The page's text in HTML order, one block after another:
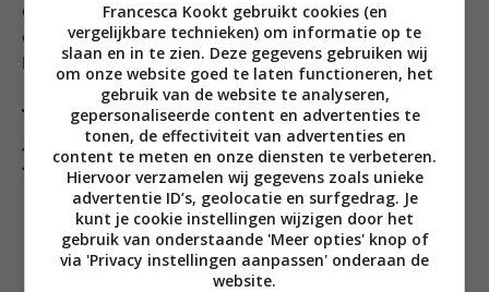
een ‘beercan chicken’ mee gemaakt, daar kom ik nog
een keer op terug. Een zalige rub, aanrader voor alle
kipliefhebbers!
Wat je nodig hebt voor een
potje vol
40 gr paprikapoeder
20 gr gerookt paprikapoeder
20 gr zout
20 gr bruine basterdsuiker
Francesca Kookt gebruikt cookies (en
vergelijkbare technieken) om informatie op te
slaan en in te zien. Deze gegevens gebruiken wij
om onze website goed te laten functioneren, het
gebruik van de website te analyseren,
gepersonaliseerde content en advertenties te
tonen, de effectiviteit van advertenties en
content te meten en onze diensten te verbeteren.
Hiervoor verzamelen wij gegevens zoals unieke
advertentie ID’s, geolocatie en surfgedrag. Je
kunt je cookie instellingen wijzigen door het
gebruik van onderstaande 'Meer opties' knop of
via 'Privacy instellingen aanpassen' onderaan de
website.